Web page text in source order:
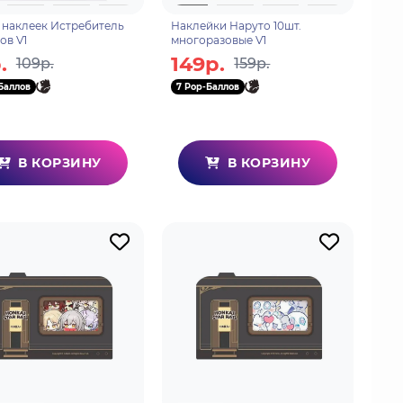
Истребитель
V1
109р.
В КОРЗИНУ
Наклейки Наруто 10шт.
многоразовые V1
149р. 159р.
7 Pop-Баллов
В КОРЗИНУ